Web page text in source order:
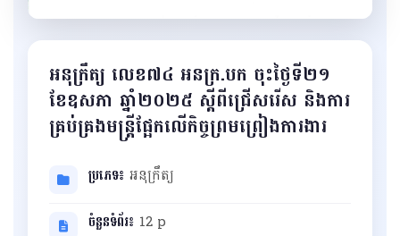
អនុក្រឹត្យ លេខ៧៤ អនក្រ.បក ចុះថ្ងៃទី២១
ខែឧសភា ឆ្នាំ២០២៥ ស្ដីពីជ្រើសរើស និងការ
គ្រប់គ្រងមន្ត្រីផ្អែកលើកិច្ចព្រមព្រៀងការងារ
ប្រភេទ៖ អនុក្រឹត្យ
ចំនួនទំព័រ៖ 12 p